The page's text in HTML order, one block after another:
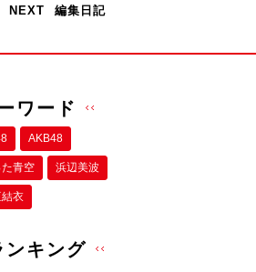
NEXT 編集日記
ワード
AKB48
⻘空 浜辺美波
衣
ンキング